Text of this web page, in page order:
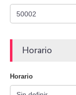
Horario
Horario